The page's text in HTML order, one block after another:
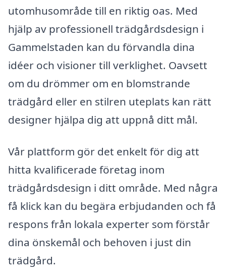
utomhusområde till en riktig oas. Med
hjälp av professionell trädgårdsdesign i
Gammelstaden kan du förvandla dina
idéer och visioner till verklighet. Oavsett
om du drömmer om en blomstrande
trädgård eller en stilren uteplats kan rätt
designer hjälpa dig att uppnå ditt mål.
Vår plattform gör det enkelt för dig att
hitta kvalificerade företag inom
trädgårdsdesign i ditt område. Med några
få klick kan du begära erbjudanden och få
respons från lokala experter som förstår
dina önskemål och behoven i just din
trädgård.